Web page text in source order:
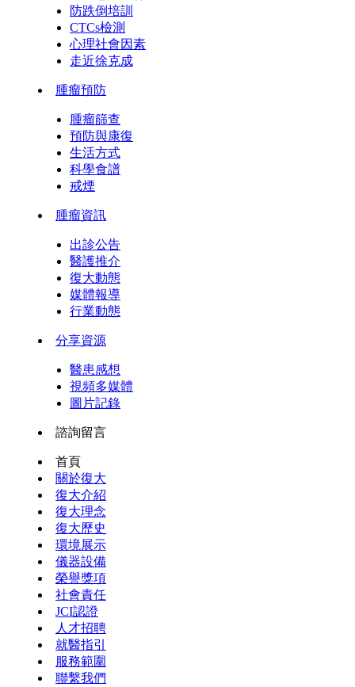
防跌倒培訓
CTCs檢測
心理社會因素
走近徐克成
腫瘤預防
腫瘤篩查
預防與康復
生活方式
科學食譜
戒煙
腫瘤資訊
出診公告
醫護推介
復大動態
媒體報導
行業動態
分享資源
醫患感想
視頻多媒體
圖片記錄
諮詢留言
首頁
關於復大
復大介紹
復大理念
復大歷史
環境展示
儀器設備
榮譽獎項
社會責任
JCI認證
人才招聘
就醫指引
服務範圍
聯繫我們